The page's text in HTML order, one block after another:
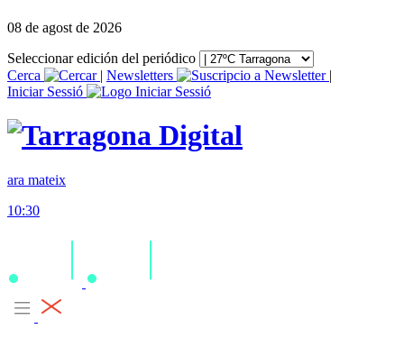
08 de agost de 2026
Seleccionar edición del periódico
Cerca
| Newsletters
|
Iniciar Sessió
ara mateix
10:30